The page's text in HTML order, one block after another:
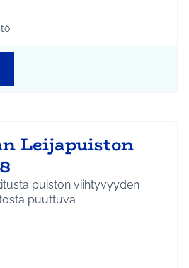
mukaan: Riihikallio
teeman mukaan: Ympäristö
Leijapuiston
puiston viihtyvyyden
puuttuva
mukaan: Hyrylä
teeman mukaan: Ympäristö